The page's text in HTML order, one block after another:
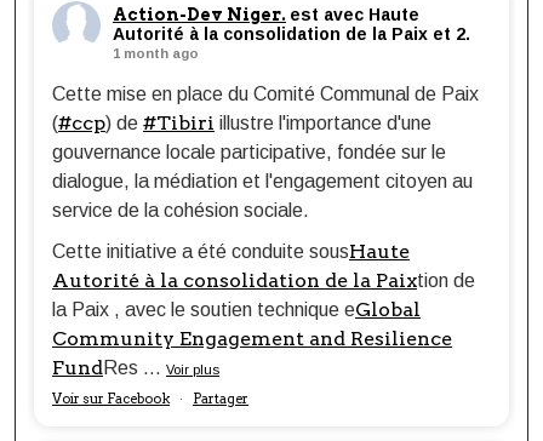
Action-Dev Niger. est avec Haute
Autorité à la consolidation de la Paix et 2.
1 month ago
Cette mise en place du Comité Communal de Paix
(#ccp) de #Tibiri illustre l'importance d'une
gouvernance locale participative, fondée sur le
dialogue, la médiation et l'engagement citoyen au
service de la cohésion sociale.
Cette initiative a été conduite sousHaute
Autorité à la consolidation de la Paixtion de
la Paix , avec le soutien technique eGlobal
Community Engagement and Resilience
FundRes ... Voir plus
Voir sur Facebook · Partager